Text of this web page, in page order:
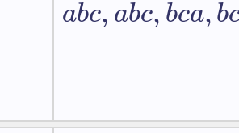
abc,abc,bca,b